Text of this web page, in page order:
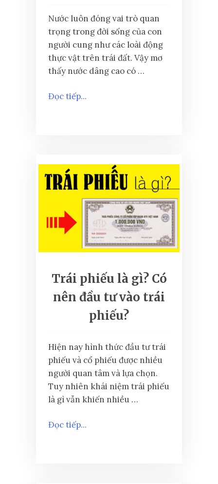
Nước luôn đóng vai trò quan
trọng trong đời sống của con
người cung như các loài động
thực vật trên trái đất. Vậy mơ
thấy nước dâng cao có …
Đọc tiếp...
Trái phiếu là gì? Có
nên đầu tư vào trái
phiếu?
Hiện nay hình thức đầu tư trái
phiếu và cổ phiếu được nhiều
người quan tâm và lựa chọn.
Tuy nhiên khái niệm trái phiếu
là gì vẫn khiến nhiều …
Đọc tiếp...